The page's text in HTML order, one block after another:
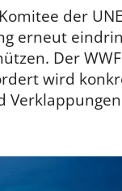
der
erneut
Der
wird